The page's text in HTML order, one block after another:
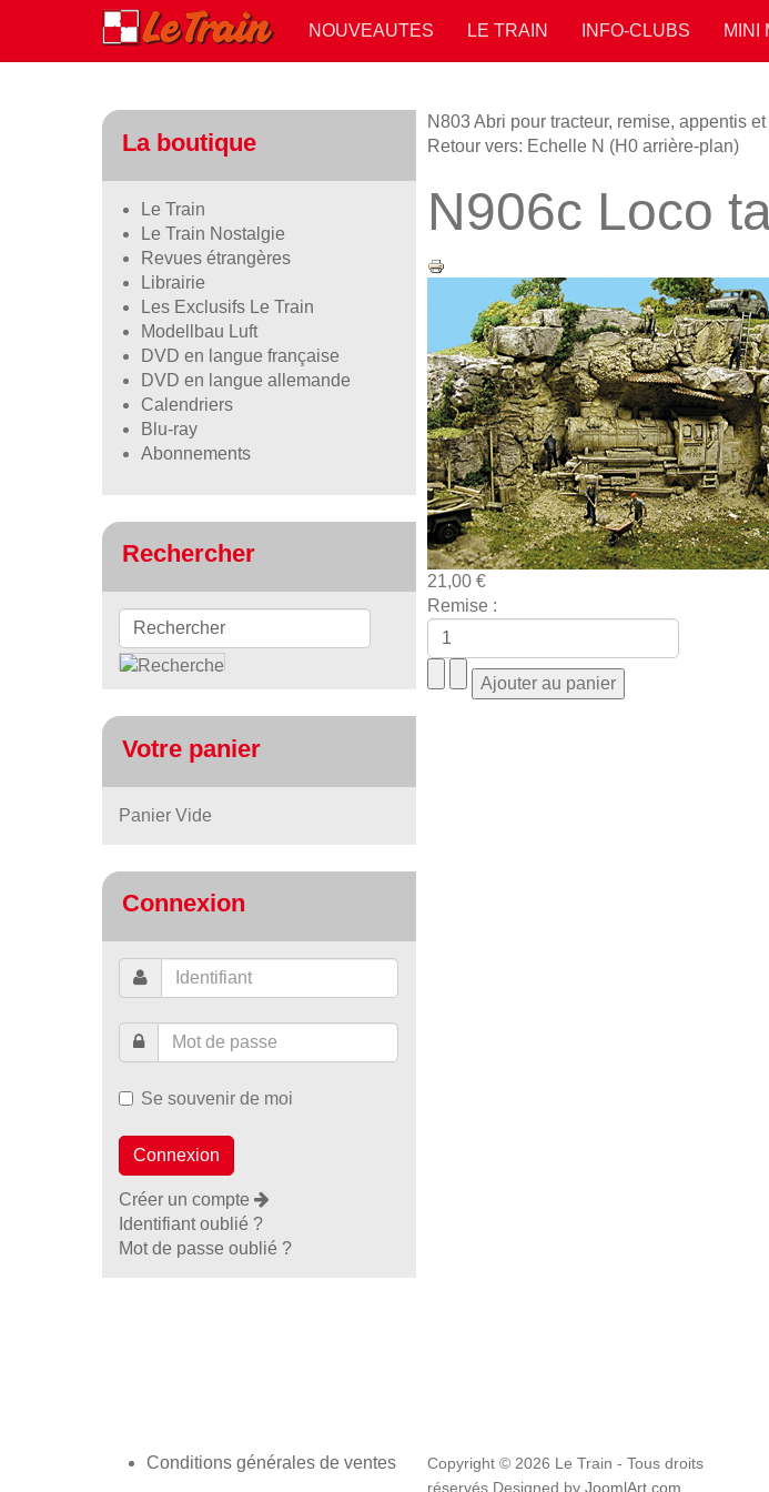
NOUVEAUTES LE TRAIN INFO-CLUBS MINI
N803 Abri pour tracteur, remise, appentis
Retour vers: Echelle N (H0 arrière-plan)
N906c Loco
21,00 €
Remise :
La boutique
Le Train
Le Train Nostalgie
Revues étrangères
Librairie
Les Exclusifs Le Train
Modellbau Luft
DVD en langue française
DVD en langue allemande
Calendriers
Blu-ray
Abonnements
Rechercher
Votre panier
Panier Vide
Connexion
Se souvenir de moi
Créer un compte
Identifiant oublié ?
Mot de passe oublié ?
Conditions générales de ventes
Copyright © 2026 Le Train - Tous droits
réservés Designed by JoomlArt.com